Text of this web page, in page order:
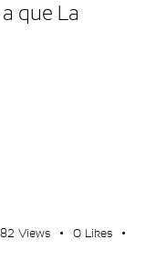
que La
82 Views 0 Likes